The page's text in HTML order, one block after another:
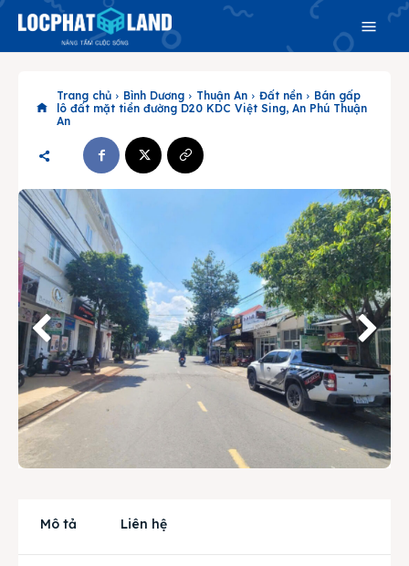
Search
Search
Phiên bản cập nhật V3
& tìm kiếm nhanh chóng hơn
Trang chủ
Dự án
Mua bán
Cho thuê
Thị trường
Liên hệ
Trang chủ Bình Dương Thuận An Đất nền
Bán gấp
lô đất mặt tiền đường D20 KDC Việt Sing, An Phú Thuận
An
Mô tả Liên hệ